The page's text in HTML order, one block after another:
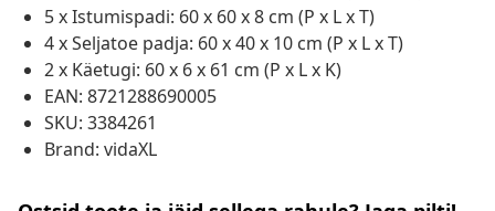
5 x Istumispadi: 60 x 60 x 8 cm (P x L x T)
4 x Seljatoe padja: 60 x 40 x 10 cm (P x L x T)
2 x Käetugi: 60 x 6 x 61 cm (P x L x K)
EAN: 8721288690005
SKU: 3384261
Brand: vidaXL